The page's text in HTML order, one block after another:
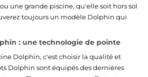
une grande piscine, qu'elle soit hors sol
toujours un modèle Dolphin qui
: une technologie de pointe
Dolphin, c'est choisir la qualité et
Dolphin sont équipés des dernières